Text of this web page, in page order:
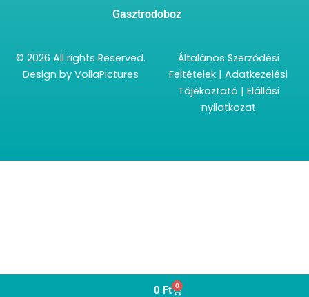
0 Ft 0
Kosár
Gasztrodoboz
© 2026 All rights Reserved.
Design by VoilaPictures
Általános Szerződési
Feltételek | Adatkezelési
Tájékoztató | Elállási
nyilatkozat